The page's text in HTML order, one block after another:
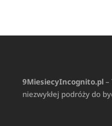
9MiesiecyIncognito.pl–
niezwykłej podróży do